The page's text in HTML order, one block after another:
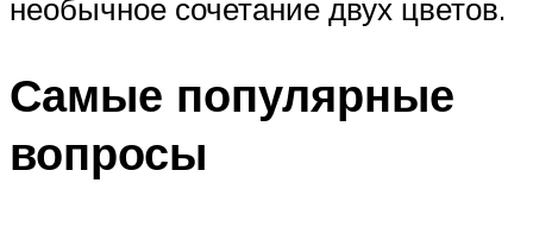
необычное сочетание двух цветов.
Самые популярные
вопросы